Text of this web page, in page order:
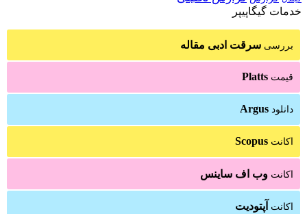
خدمات گیگاپیپر
بررسی سرقت ادبی مقاله
قیمت Platts
دانلود Argus
اکانت Scopus
اکانت وب اف ساینس
اکانت آپتودیت